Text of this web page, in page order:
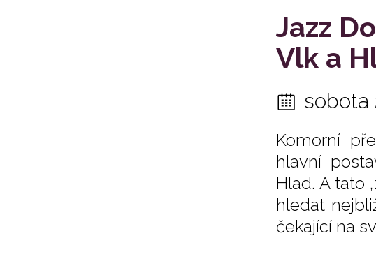
Jazz
Vlk a
sobota
Komorní
hlavní
Hlad. A tato
hledat
čekající na